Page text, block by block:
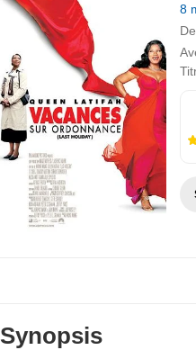
8
De
Synopsis